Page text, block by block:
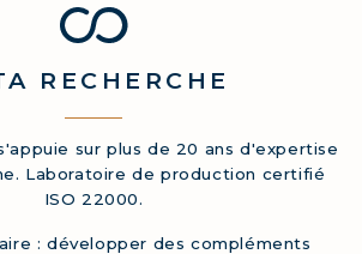
RECHERCHE
sur plus de 20 ans d'expertise
Laboratoire de production certifié
ISO 22000.
: développer des compléments